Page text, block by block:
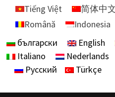
Tiếng Việt
简体中
Română
Indonesia
български
English
Italiano
Nederlands
Русский
Türkçe